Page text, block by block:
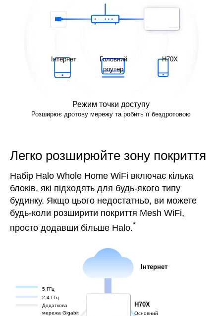
Інтернет
Головний
роутер
H70X
Режим точки доступу
Розширює дротову мережу та робить її бездротовою
Легко розширюйте зону покриття
Набір Halo Whole Home WiFi включає кілька
блоків, які підходять для будь-якого типу
будинку. Якщо цього недостатньо, ви можете
будь-коли розширити покриття Mesh WiFi,
просто додавши більше Halo.*
Інтернет
H70X
Основний
5 ГГц
2,4 ГГц
Додаткова
мережа Gigabit